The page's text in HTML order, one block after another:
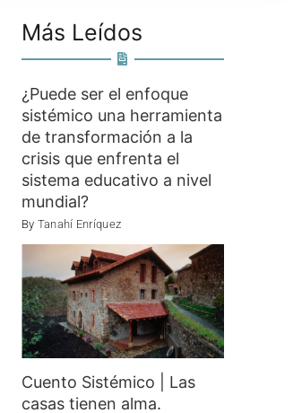
Más Leídos
¿Puede ser el enfoque
sistémico una herramienta
de transformación a la
crisis que enfrenta el
sistema educativo a nivel
mundial?
By Tanahí Enríquez
Cuento Sistémico | Las
casas tienen alma.